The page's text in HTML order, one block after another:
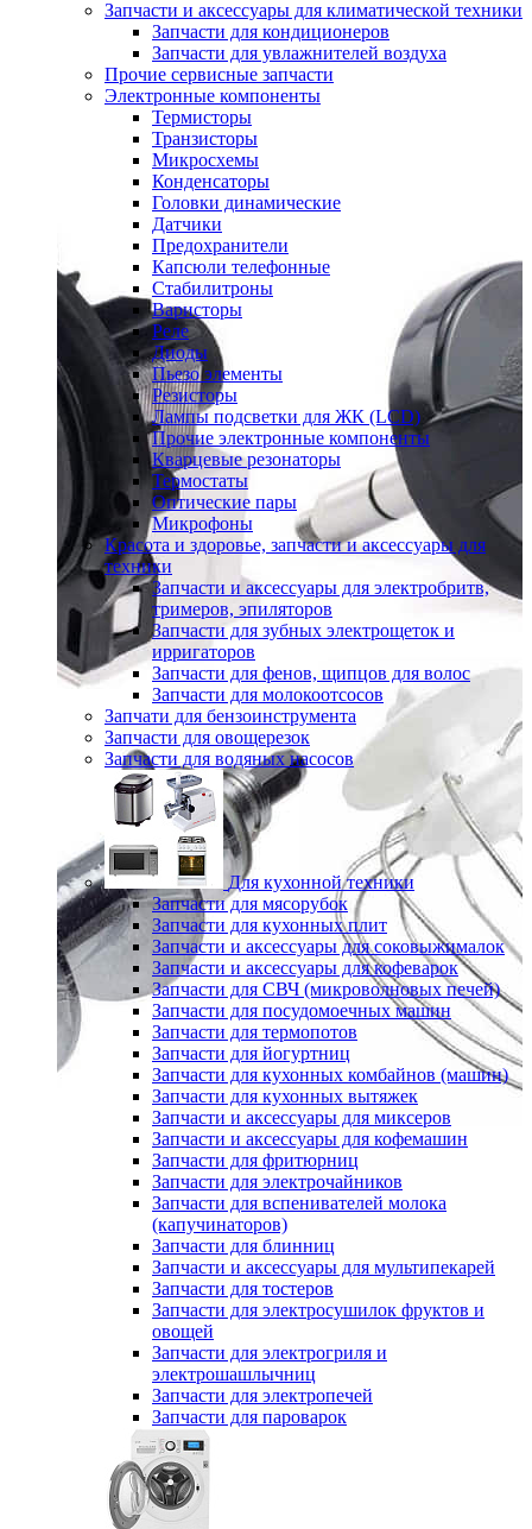
Запчасти и аксессуары для климатической техники
Запчасти для кондиционеров
Запчасти для увлажнителей воздуха
Прочие сервисные запчасти
Электронные компоненты
Термисторы
Транзисторы
Микросхемы
Конденсаторы
Головки динамические
Датчики
Предохранители
Капсюли телефонные
Стабилитроны
Варисторы
Реле
Диоды
Пьезо элементы
Резисторы
Лампы подсветки для ЖК (LCD)
Прочие электронные компоненты
Кварцевые резонаторы
Термостаты
Оптические пары
Микрофоны
Красота и здоровье, запчасти и аксессуары для
техники
Запчасти и аксессуары для электробритв,
тримеров, эпиляторов
Запчасти для зубных электрощеток и
ирригаторов
Запчасти для фенов, щипцов для волос
Запчасти для молокоотсосов
Запчати для бензоинструмента
Запчасти для овощерезок
Запчасти для водяных насосов
Для кухонной техники
Запчасти для мясорубок
Запчасти для кухонных плит
Запчасти и аксессуары для соковыжималок
Запчасти и аксессуары для кофеварок
Запчасти для СВЧ (микроволновых печей)
Запчасти для посудомоечных машин
Запчасти для термопотов
Запчасти для йогуртниц
Запчасти для кухонных комбайнов (машин)
Запчасти для кухонных вытяжек
Запчасти и аксессуары для миксеров
Запчасти и аксессуары для кофемашин
Запчасти для фритюрниц
Запчасти для электрочайников
Запчасти для вспенивателей молока
(капучинаторов)
Запчасти для блинниц
Запчасти и аксессуары для мультипекарей
Запчасти для тостеров
Запчасти для электросушилок фруктов и
овощей
Запчасти для электрогриля и
электрошашлычниц
Запчасти для электропечей
Запчасти для пароварок